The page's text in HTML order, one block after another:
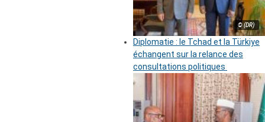
© (DR)
Diplomatie : le Tchad et la Türkiye
échangent sur la relance des
consultations politiques